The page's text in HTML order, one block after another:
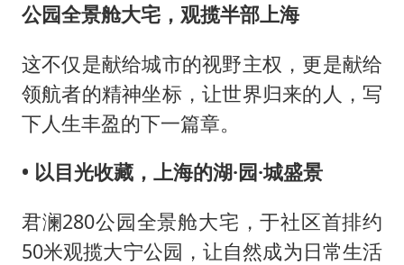
公园全景舱大宅，观揽半部上海
这不仅是献给城市的视野主权，更是献给
领航者的精神坐标，让世界归来的人，写
下人生丰盈的下一篇章。
• 以目光收藏，上海的湖·园·城盛景
君澜280公园全景舱大宅，于社区首排约
50米观揽大宁公园，让自然成为日常生活